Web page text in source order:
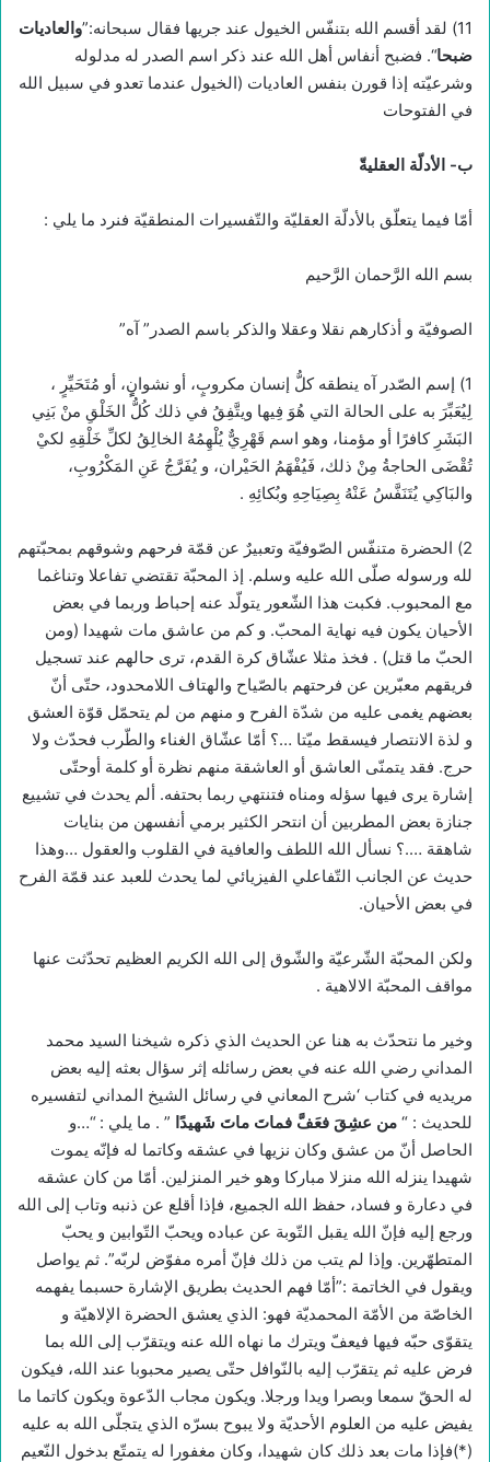
11) لقد أقسم الله بتنفّس الخيول عند جريها فقال سبحانه:”
والعاديات
ضبحا“. فضبح أنفاس أهل الله عند ذكر اسم الصدر له مدلوله
وشرعيّته إذا قورن بنفس العاديات (الخيول عندما تعدو في سبيل الله
في الفتوحات
ب- الأدلّة العقليةّ
أمّا فيما يتعلّق بالأدلّة العقليّة والتّفسيرات المنطقيّة فنرد ما يلي :
بسم الله الرَّحمان الرَّحيم
الصوفيّة و أذكارهم نقلا وعقلا والذكر باسم الصدر” آه”
1) إسم الصّدر آه ينطقه كلُّ إنسان مكروبٍ، أو نشوانٍٍ، أو مُتَحَيِّرٍ ،
لِيُعَبِّرَ به على الحالة التي هُوَ فِيها ويتَّفِقُ في ذلك كُلُّ الخَلْقِ منْ بَنِي
البَشَرِ كافرًا أو مؤمنا، وهو اسم قَهْرِيٌّ يُلْهِمُهُ الخالِقُ لكلِّ خَلْقِهِ لكيْ
تُقْضَى الحاجةُ مِنْ ذلك، فَيُفْهَمُ الحَيْران، و يُفَرَّجُ عَنِ المَكْرُوبِ،
والبَاكِي يُتَنَفَّسُ عَنْهُ بِصِيَاحِهِ وبُكائِهِ .
2) الحضرة متنفّس الصّوفيّة وتعبيرٌ عن قمّة فرحهم وشوقهم بمحبّتهم
لله ورسوله صلّى الله عليه وسلم. إذ المحبّة تقتضي تفاعلا وتناغما
مع المحبوب. فكبت هذا الشّعور يتولّد عنه إحباط وربما في بعض
الأحيان يكون فيه نهاية المحبّ. و كم من عاشق مات شهيدا (ومن
الحبّ ما قتل) . فخذ مثلا عشّاق كرة القدم، ترى حالهم عند تسجيل
فريقهم معبّرين عن فرحتهم بالصّياح والهتاف اللامحدود، حتّى أنّ
بعضهم يغمى عليه من شدّة الفرح و منهم من لم يتحمّل قوّة العشق
و لذة الانتصار فيسقط ميّتا …؟ أمّا عشّاق الغناء والطّرب فحدّث ولا
حرج. فقد يتمنّى العاشق أو العاشقة منهم نظرة أو كلمة أوحتّى
إشارة يرى فيها سؤله ومناه فتنتهي ربما بحتفه. ألم يحدث في تشييع
جنازة بعض المطربين أن انتحر الكثير برمي أنفسهن من بنايات
شاهقة ….؟ نسأل الله اللطف والعافية في القلوب والعقول …وهذا
حديث عن الجانب التّفاعلي الفيزيائي لما يحدث للعبد عند قمّة الفرح
في بعض الأحيان.
ولكن المحبّة الشّرعيّة والشّوق إلى الله الكريم العظيم تحدّثت عنها
مواقف المحبّة الالاهية .
وخير ما نتحدّث به هنا عن الحديث الذي ذكره شيخنا السيد محمد
المداني رضي الله عنه في بعض رسائله إثر سؤال بعثه إليه بعض
مريديه في كتاب ‘شرح المعاني في رسائل الشيخ المداني لتفسيره
للحديث : “ من عشِقَ فعَفَّ فماتَ ماتَ شَهيدًا ” . ما يلي : “…و
الحاصل أنّ من عشق وكان نزيها في عشقه وكاتما له فإنّه يموت
شهيدا ينزله الله منزلا مباركا وهو خير المنزلين. أمّا من كان عشقه
في دعارة و فساد، حفظ الله الجميع، فإذا أقلع عن ذنبه وتاب إلى الله
ورجع إليه فإنّ الله يقبل التّوبة عن عباده ويحبّ التّوابين و يحبّ
المتطهّرين. وإذا لم يتب من ذلك فإنّ أمره مفوّض لربّه”. ثم يواصل
ويقول في الخاتمة :”أمّا فهم الحديث بطريق الإشارة حسبما يفهمه
الخاصّة من الأمّة المحمديّة فهو: الذي يعشق الحضرة الإلاهيّة و
يتقوّى حبّه فيها فيعفّ ويترك ما نهاه الله عنه ويتقرّب إلى الله بما
فرض عليه ثم يتقرّب إليه بالنّوافل حتّى يصير محبوبا عند الله، فيكون
له الحقّ سمعا وبصرا ويدا ورجلا. ويكون مجاب الدّعوة ويكون كاتما ما
يفيض عليه من العلوم الأحديّة ولا يبوح بسرّه الذي يتجلّى الله به عليه
(*)فإذا مات بعد ذلك كان شهيدا، وكان مغفورا له يتمتّع بدخول النّعيم